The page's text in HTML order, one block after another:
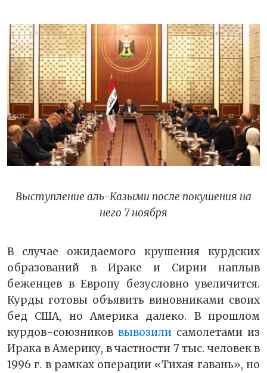
Выступление аль-Казыми после покушения на
него 7 ноября
В случае ожидаемого крушения курдских
образований в Ираке и Сирии наплыв
беженцев в Европу безусловно увеличится.
Курды готовы объявить виновниками своих
бед США, но Америка далеко. В прошлом
курдов-союзников вывозили самолетами из
Ирака в Америку, в частности 7 тыс. человек в
1996 г. в рамках операции «Тихая гавань», но